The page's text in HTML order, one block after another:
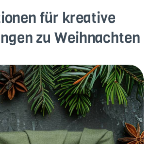
für kreative
zu Weihnachten